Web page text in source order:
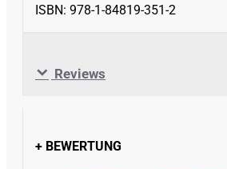
ISBN: 978-1-84819-351-2
Reviews
+ BEWERTUNG